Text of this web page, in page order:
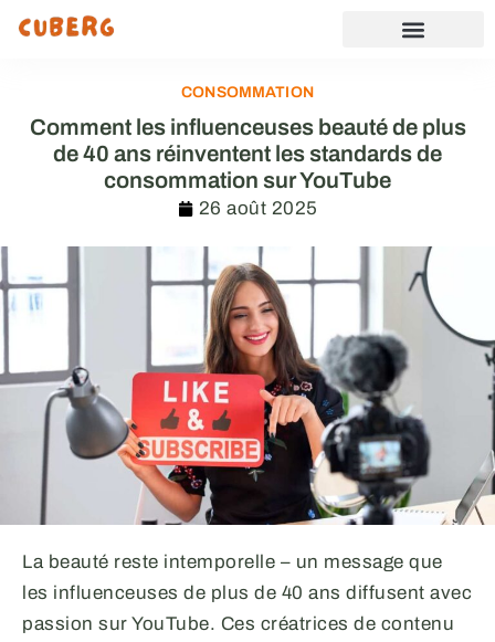
CONSOMMATION
Comment les influenceuses beauté de plus
de 40 ans réinventent les standards de
consommation sur YouTube
26 août 2025
La beauté reste intemporelle – un message que
les influenceuses de plus de 40 ans diffusent avec
passion sur YouTube. Ces créatrices de contenu